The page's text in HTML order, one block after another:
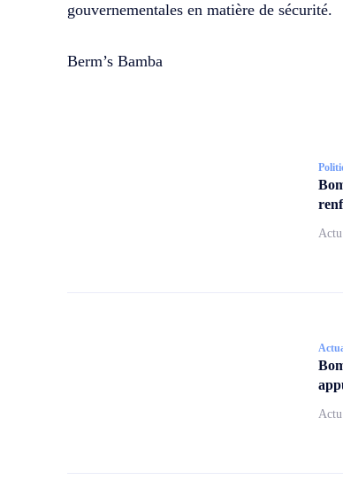
gouvernementales en matière de sécurité.
Berm’s Bamba